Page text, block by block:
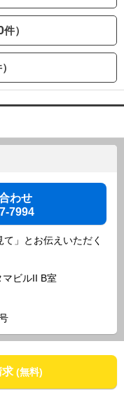
件）
わせ
7994
」とお伝えいただく
ビルII B室
求 (無料)